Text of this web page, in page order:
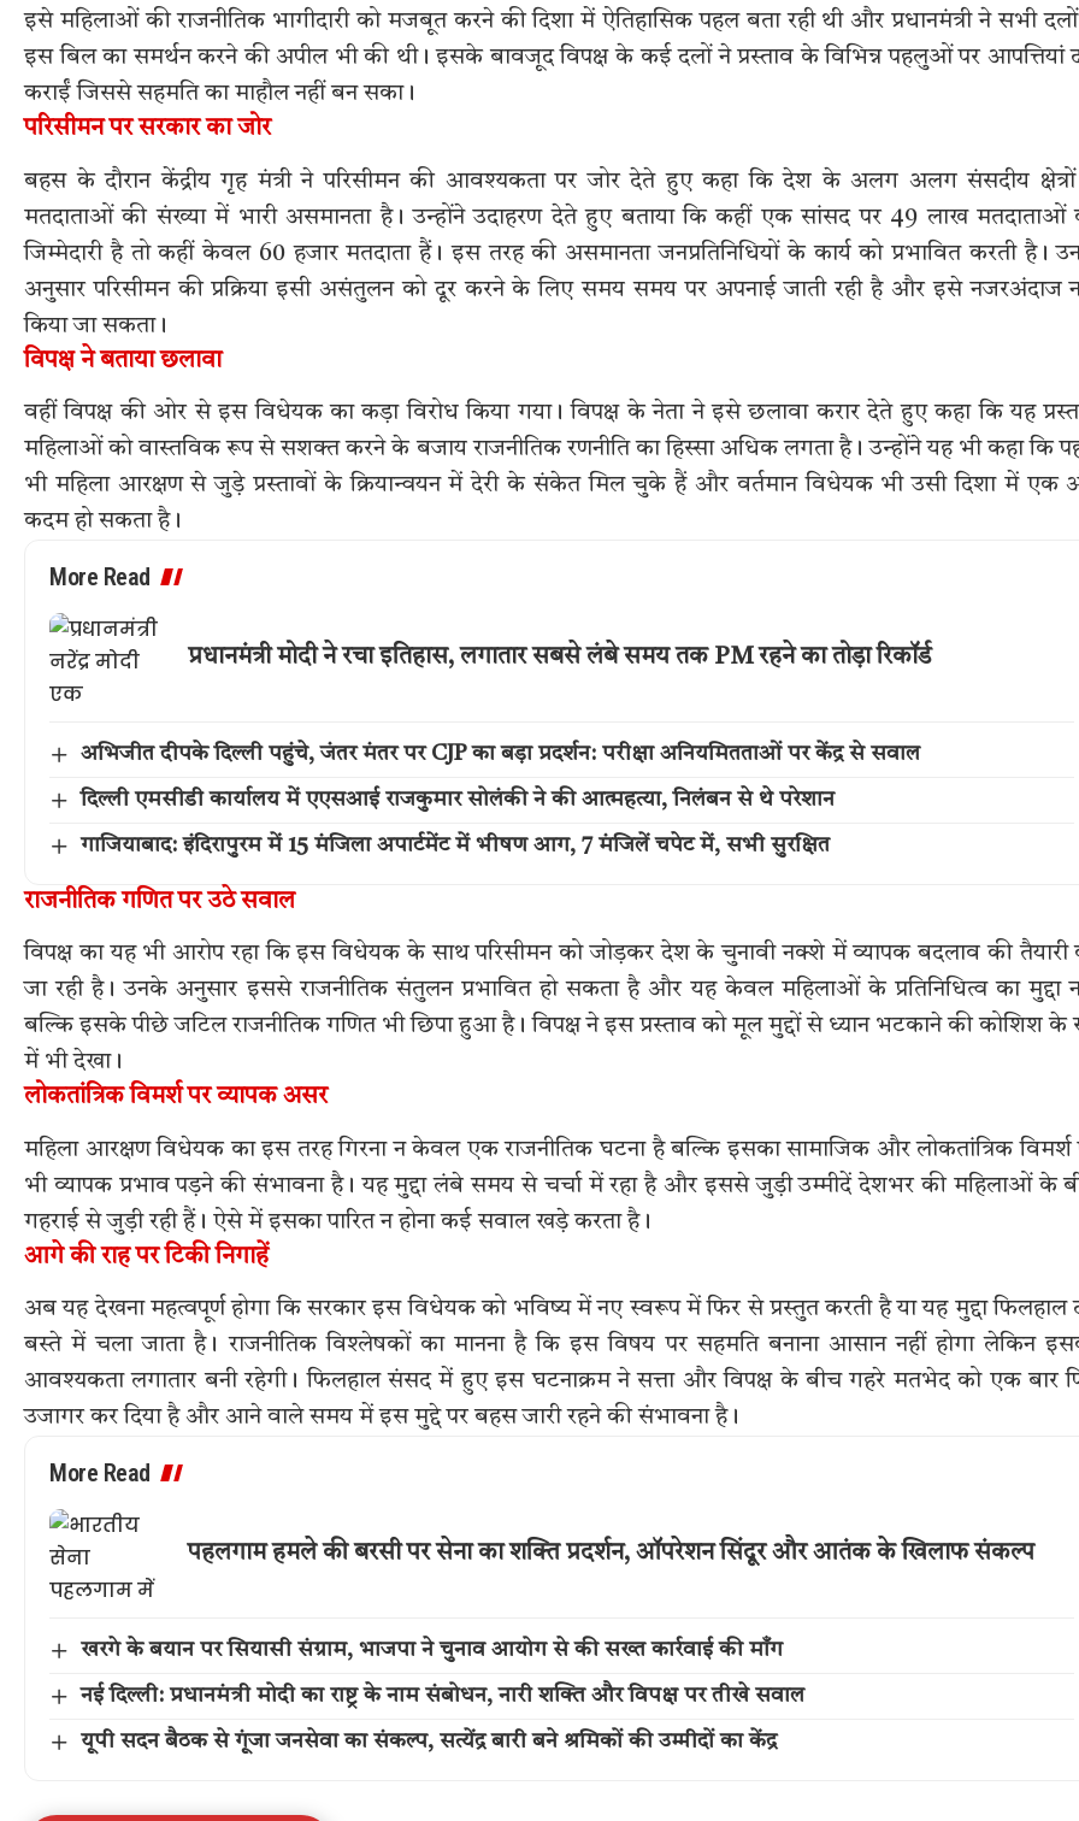
इसे महिलाओं की राजनीतिक भागीदारी को मजबूत करने की दिशा में ऐतिहासिक पहल बता रही थी और प्रधानमंत्री ने सभी
इस बिल का समर्थन करने की अपील भी की थी। इसके बावजूद विपक्ष के कई दलों ने प्रस्ताव के विभिन्न पहलुओं पर आपत्तियां
कराईं जिससे सहमति का माहौल नहीं बन सका।
परिसीमन पर सरकार का जोर
बहस के दौरान केंद्रीय गृह मंत्री ने परिसीमन की आवश्यकता पर जोर देते हुए कहा कि देश के अलग अलग संसदीय
मतदाताओं की संख्या में भारी असमानता है। उन्होंने उदाहरण देते हुए बताया कि कहीं एक सांसद पर 49 लाख मतदाताओं
जिम्मेदारी है तो कहीं केवल 60 हजार मतदाता हैं। इस तरह की असमानता जनप्रतिनिधियों के कार्य को प्रभावित करती है।
अनुसार परिसीमन की प्रक्रिया इसी असंतुलन को दूर करने के लिए समय समय पर अपनाई जाती रही है और इसे नजरअंदाज
किया जा सकता।
विपक्ष ने बताया छलावा
वहीं विपक्ष की ओर से इस विधेयक का कड़ा विरोध किया गया। विपक्ष के नेता ने इसे छलावा करार देते हुए कहा कि यह
महिलाओं को वास्तविक रूप से सशक्त करने के बजाय राजनीतिक रणनीति का हिस्सा अधिक लगता है। उन्होंने यह भी कहा कि
भी महिला आरक्षण से जुड़े प्रस्तावों के क्रियान्वयन में देरी के संकेत मिल चुके हैं और वर्तमान विधेयक भी उसी दिशा में एक
कदम हो सकता है।
More Read
प्रधानमंत्री मोदी ने रचा इतिहास, लगातार सबसे लंबे समय तक PM रहने का तोड़ा रिकॉर्ड
अभिजीत दीपके दिल्ली पहुंचे, जंतर मंतर पर CJP का बड़ा प्रदर्शन: परीक्षा अनियमितताओं पर केंद्र से सवाल
दिल्ली एमसीडी कार्यालय में एएसआई राजकुमार सोलंकी ने की आत्महत्या, निलंबन से थे परेशान
गाजियाबाद: इंदिरापुरम में 15 मंजिला अपार्टमेंट में भीषण आग, 7 मंजिलें चपेट में, सभी सुरक्षित
राजनीतिक गणित पर उठे सवाल
विपक्ष का यह भी आरोप रहा कि इस विधेयक के साथ परिसीमन को जोड़कर देश के चुनावी नक्शे में व्यापक बदलाव की तैयारी
जा रही है। उनके अनुसार इससे राजनीतिक संतुलन प्रभावित हो सकता है और यह केवल महिलाओं के प्रतिनिधित्व का मुद्दा
बल्कि इसके पीछे जटिल राजनीतिक गणित भी छिपा हुआ है। विपक्ष ने इस प्रस्ताव को मूल मुद्दों से ध्यान भटकाने की कोशिश के
में भी देखा।
लोकतांत्रिक विमर्श पर व्यापक असर
महिला आरक्षण विधेयक का इस तरह गिरना न केवल एक राजनीतिक घटना है बल्कि इसका सामाजिक और लोकतांत्रिक विमर्श
भी व्यापक प्रभाव पड़ने की संभावना है। यह मुद्दा लंबे समय से चर्चा में रहा है और इससे जुड़ी उम्मीदें देशभर की महिलाओं के
गहराई से जुड़ी रही हैं। ऐसे में इसका पारित न होना कई सवाल खड़े करता है।
आगे की राह पर टिकी निगाहें
अब यह देखना महत्वपूर्ण होगा कि सरकार इस विधेयक को भविष्य में नए स्वरूप में फिर से प्रस्तुत करती है या यह मुद्दा फिलहाल
बस्ते में चला जाता है। राजनीतिक विश्लेषकों का मानना है कि इस विषय पर सहमति बनाना आसान नहीं होगा लेकिन
आवश्यकता लगातार बनी रहेगी। फिलहाल संसद में हुए इस घटनाक्रम ने सत्ता और विपक्ष के बीच गहरे मतभेद को एक बार
उजागर कर दिया है और आने वाले समय में इस मुद्दे पर बहस जारी रहने की संभावना है।
More Read
पहलगाम हमले की बरसी पर सेना का शक्ति प्रदर्शन, ऑपरेशन सिंदूर और आतंक के खिलाफ संकल्प
खरगे के बयान पर सियासी संग्राम, भाजपा ने चुनाव आयोग से की सख्त कार्रवाई की माँग
नई दिल्ली: प्रधानमंत्री मोदी का राष्ट्र के नाम संबोधन, नारी शक्ति और विपक्ष पर तीखे सवाल
यूपी सदन बैठक से गूंजा जनसेवा का संकल्प, सत्येंद्र बारी बने श्रमिकों की उम्मीदों का केंद्र